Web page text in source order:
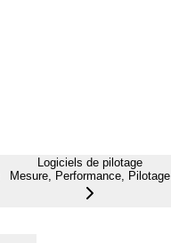
Logiciels de pilotage
Mesure, Performance, Pilotage